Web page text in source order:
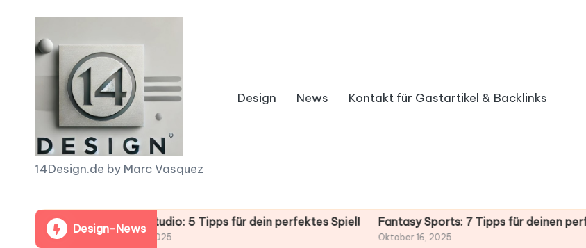
1
4
D
14Design.de by Marc Vasquez
Design News Kontakt für Gastartikel & Backlinks
Design-News
Football Studio: 5 Tipps für dein perfektes Spiel!
Oktober 16, 2025
Fantasy Sports: 7 Tipps für deinen perfekten Sieg!
Oktober 16, 2025